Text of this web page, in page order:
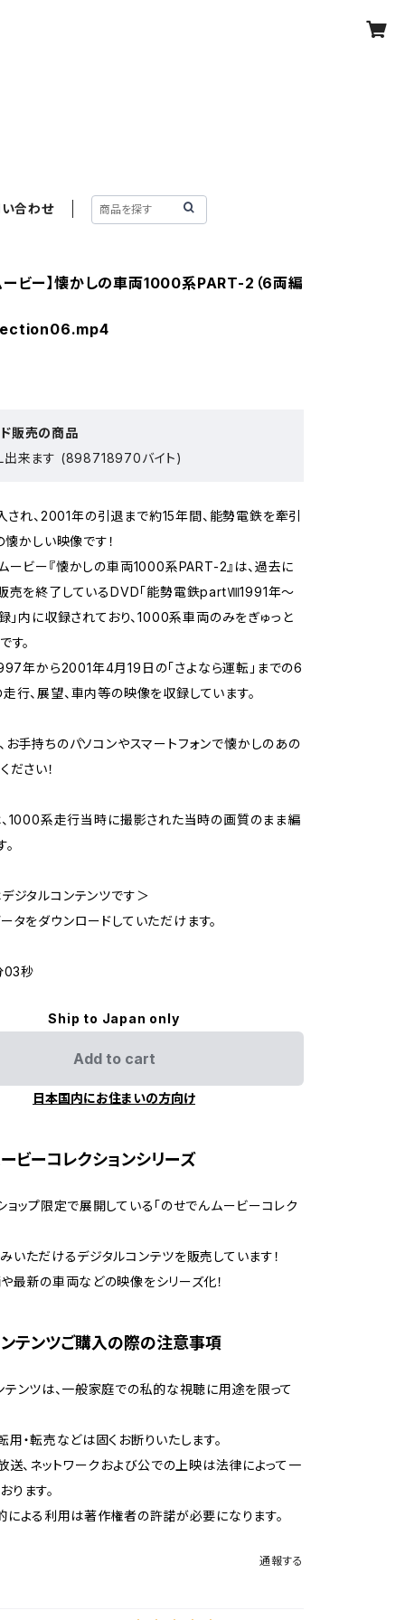
合わせ
ービー】懐かしの車両1000系PART-2（6両編
販売の商品
出来ます (898718970バイト)
れ、2001年の引退まで約15年間、能勢電鉄を牽引
かしい映像です！
ービー『懐かしの車両1000系PART-2』は、過去に
売を終了しているDVD「能勢電鉄partⅧ1991年～
内に収録されており、1000系車両のみをぎゅっと
す。
年から2001年4月19日の「さよなら運転」までの6
行、展望、車内等の映像を収録しています。
お手持ちのパソコンやスマートフォンで懐かしのあの
ださい！
1000系走行当時に撮影された当時の画質のまま編
ジタルコンテンツです＞
タをダウンロードしていただけます。
03秒
Ship to Japan only
Add to cart
日本国内にお住まいの方向け
ビーコレクションシリーズ
ョップ限定で展開している「のせでんムービーコレク
いただけるデジタルコンテツを販売しています！
最新の車両などの映像をシリーズ化！
テンツご購入の際の注意事項
テンツは、一般家庭での私的な視聴に用途を限って
用・転売などは固くお断りいたします。
放送、ネットワークおよび公での上映は法律によって一
ります。
による利用は著作権者の許諾が必要になります。
通報する